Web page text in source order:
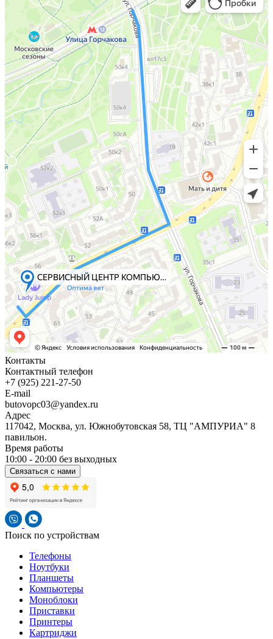
Контакты
Контактный телефон
+7 (925) 221-27-50
E-mail
butovopc03@yandex.ru
Адрес
117042, Москва, ул. Южнобутовская 58, ТЦ "АМПУРИА" 8
павильон.
Время работы
10:00 - 20:00 без выходных
Связаться с нами
Поиск по устройствам
Телефоны
Ноутбуки
Планшеты
Компьютеры
Моноблоки
Приставки
Принтеры
Картриджи